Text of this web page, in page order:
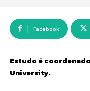
Facebook
Estudo é
University.